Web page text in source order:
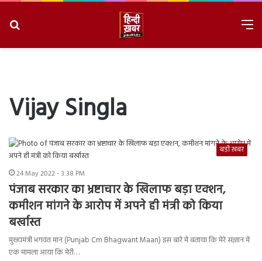
Vijay Singla
बड़ी ख़बर
24 May 2022 - 3:38 PM
पंजाब सरकार का भ्रष्टाचार के खिलाफ बड़ा एक्शन,
कमीशन मांगने के आरोप में अपने ही मंत्री को किया
बर्खास्त
मुख्यमंत्री भगवंत मान (Punjab Cm Bhagwant Maan) इस बारे में बताया कि मेरे संज्ञान में
एक मामला आया कि मेरी…